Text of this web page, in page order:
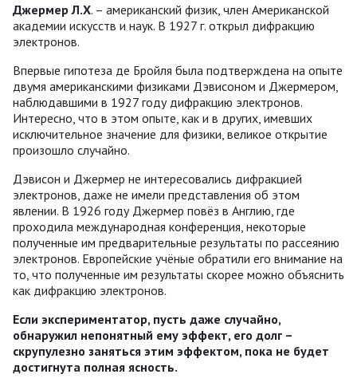
Джермер Л.Х. – американский физик, член Американской
академии искусств и наук. В 1927 г. открыл дифракцию
электронов.
Впервые гипотеза де Бройля была подтверждена на опыте
двумя американскими физиками Дэвисоном и Джермером,
наблюдавшими в 1927 году дифракцию электронов.
Интересно, что в этом опыте, как и в других, имевших
исключительное значение для физики, великое открытие
произошло случайно.
Дэвисон и Джермер не интересовались дифракцией
электронов, даже не имели представления об этом
явлении. В 1926 году Джермер повёз в Англию, где
проходила международная конференция, некоторые
полученные им предварительные результаты по рассеянию
электронов. Европейские учёные обратили его внимание на
то, что полученные им результаты скорее можно объяснить
как дифракцию электронов.
Если экспериментатор, пусть даже случайно,
обнаружил непонятный ему эффект, его долг –
скрупулезно заняться этим эффектом, пока не будет
достигнута полная ясность.